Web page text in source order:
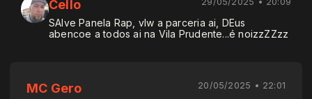
Cello
SAlve Panela Rap, vlw a parceria ai, DEus
abencoe a todos ai na Vila Prudente...é noizzZZzz
MC Gero 20/05/2025 • 22:01